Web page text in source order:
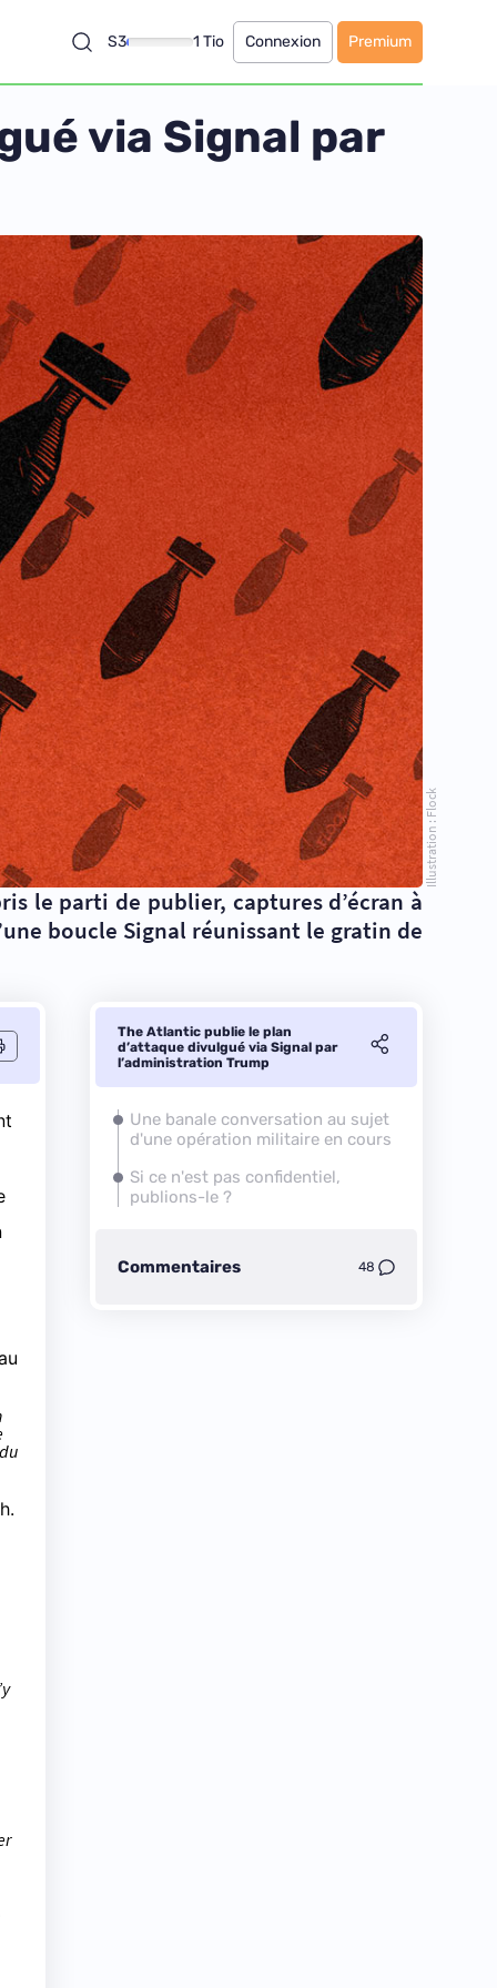
S3 1 Tio Connexion Premium
via Signal par
Illustration : Flock
le parti de publier, captures d’écran à
boucle Signal réunissant le gratin de
The Atlantic publie le plan
d’attaque divulgué via Signal par
l’administration Trump
Une banale conversation au sujet
d'une opération militaire en cours
Si ce n'est pas confidentiel,
publions-le ?
Commentaires 48